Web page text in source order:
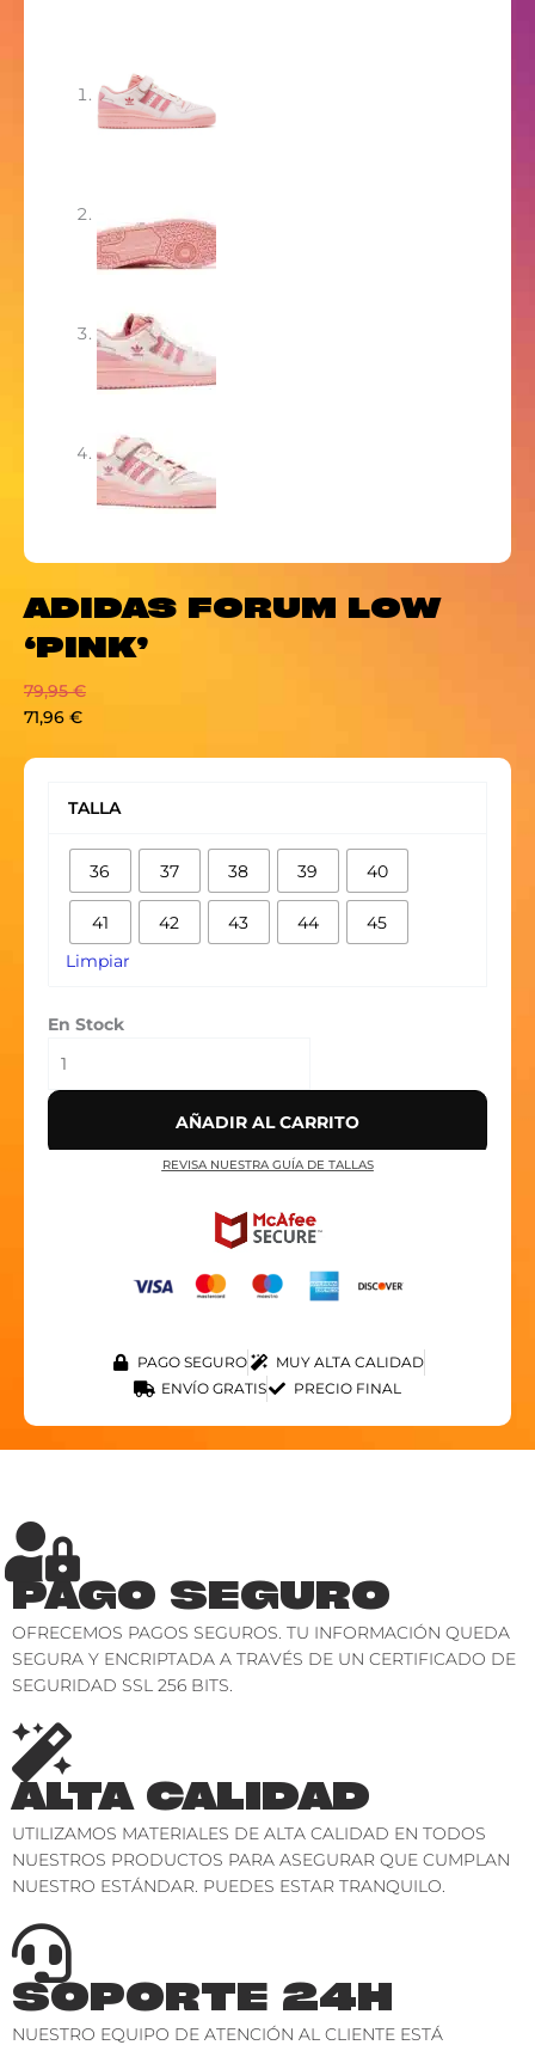
ADIDAS FORUM LOW
‘PINK’
79,95€
71,96 €
TALLA
36 37 38 39 40
41 42 43 44 45
Limpiar
En Stock
‘PINK’
cantidad
AÑADIR AL CARRITO
REVISA NUESTRA GUÍA DE TALLAS
PAGO SEGURO
MUY ALTA CALIDAD
ENVÍO GRATIS
PRECIO FINAL
PAGO SEGURO
OFRECEMOS PAGOS SEGUROS. TU INFORMACIÓN QUEDA
SEGURA Y ENCRIPTADA A TRAVÉS DE UN CERTIFICADO DE
SEGURIDAD SSL 256 BITS.
ALTA CALIDAD
UTILIZAMOS MATERIALES DE ALTA CALIDAD EN TODOS
NUESTROS PRODUCTOS PARA ASEGURAR QUE CUMPLAN
NUESTRO ESTÁNDAR. PUEDES ESTAR TRANQUILO.
SOPORTE 24H
NUESTRO EQUIPO DE ATENCIÓN AL CLIENTE ESTÁ